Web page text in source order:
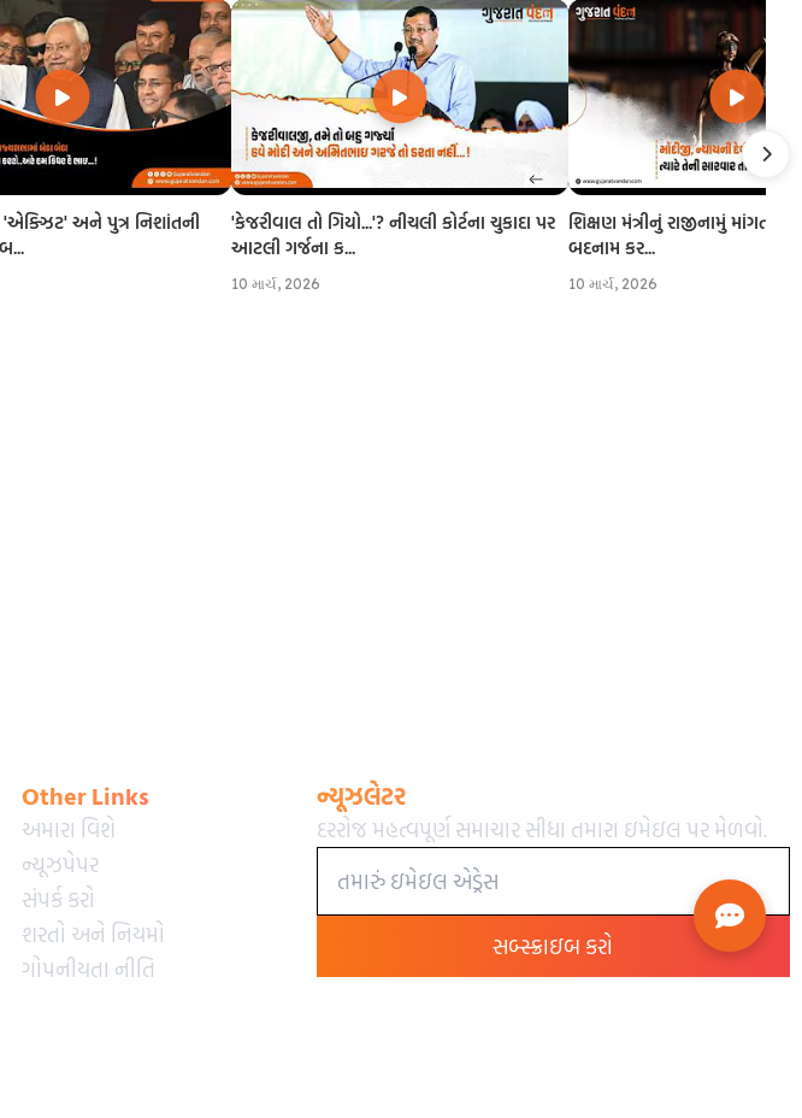
'એક્ઝિટ' અને પુત્ર નિશાંતની
'કેજરીવાલ તો ગિયો...'? નીચલી કોર્ટના ચુકાદા પર
આટલી ગર્જના ક...
10 માર્ચ, 2026
શિક્ષણ મંત્રીનું રાજીનામું માંગતા
બદનામ કર...
10 માર્ચ, 2026
Other Links
અમારા વિશે
ન્યૂઝપેપર
સંપર્ક કરો
શરતો અને નિયમો
ગોપનીયતા નીતિ
ન્યૂઝલેટર
દરરોજ મહત્વપૂર્ણ સમાચાર સીધા તમારા ઇમેઇલ પર મેળવો.
સબ્સ્ક્રાઇબ કરો